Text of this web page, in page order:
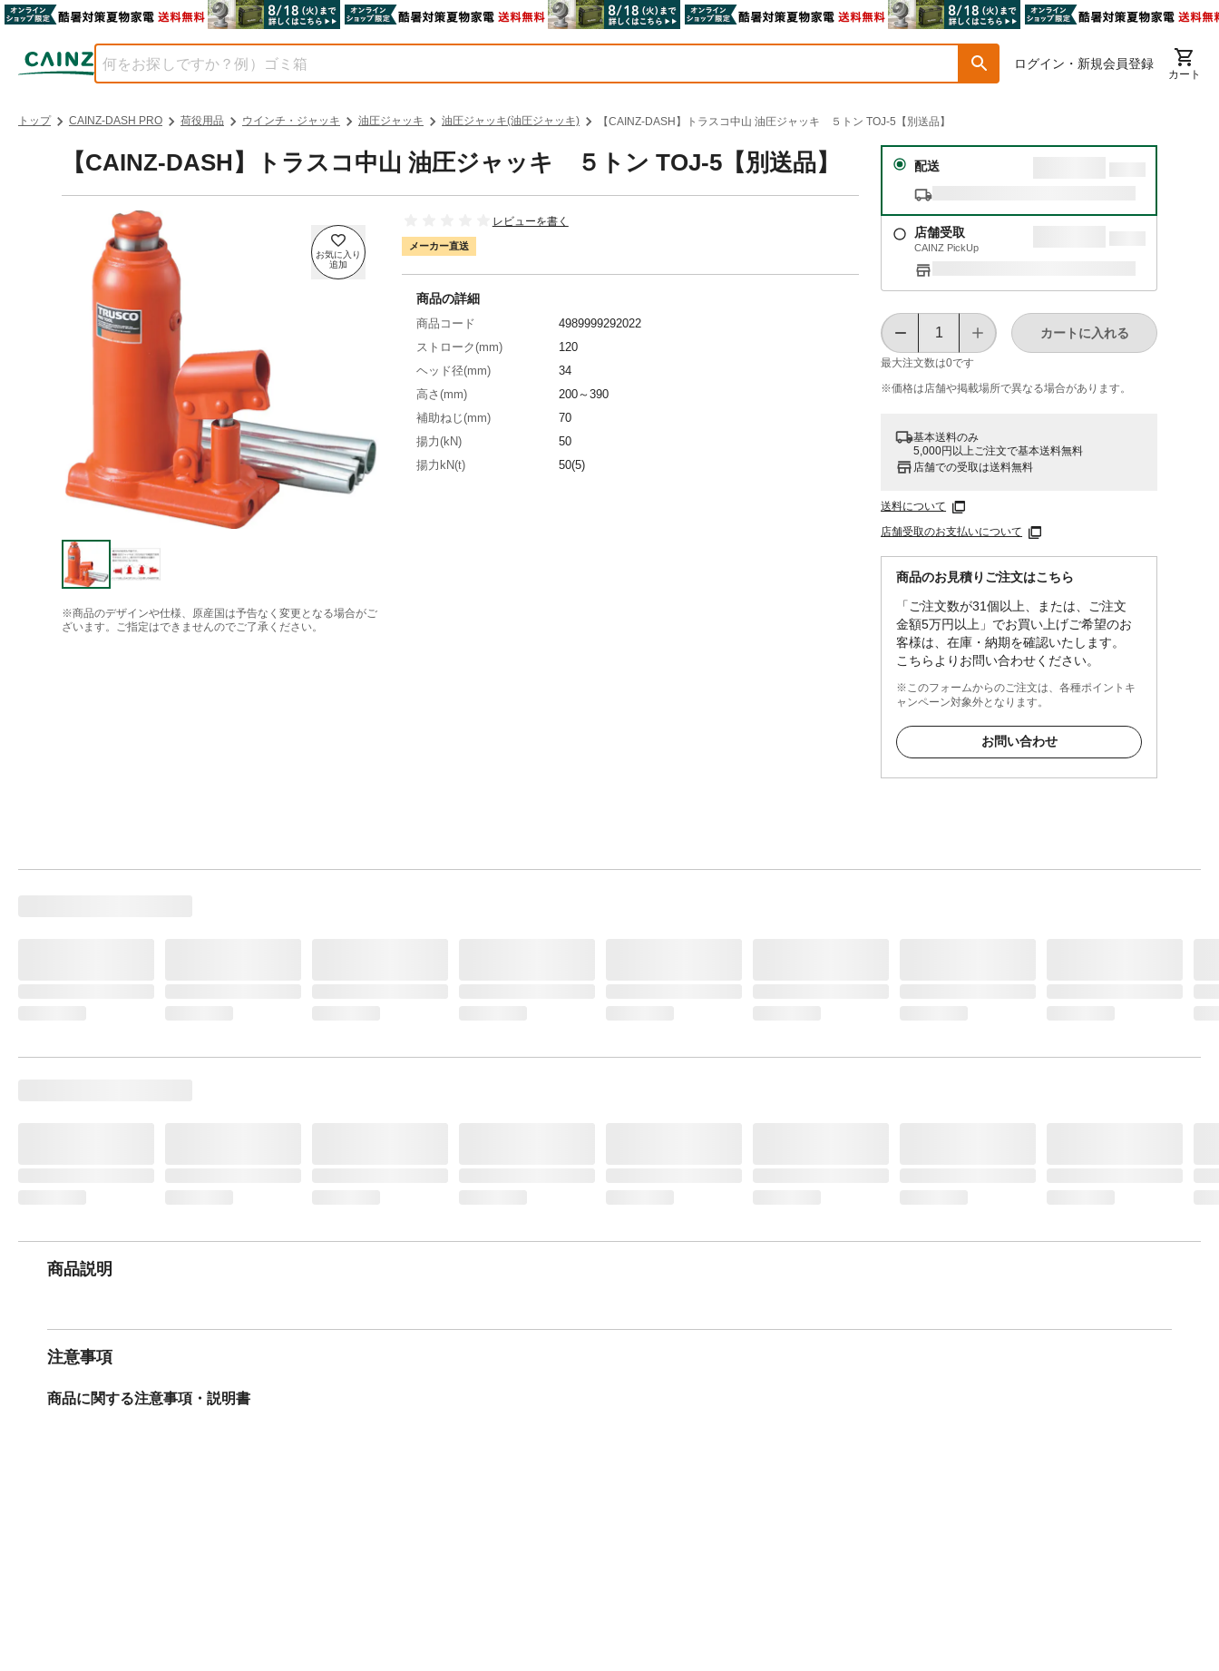
ログイン・新規会員登録
カート
トップ CAINZ-DASH PRO 荷役用品 ウインチ・ジャッキ 油圧ジャッキ 油圧ジャッキ(油圧ジャッキ) 【CAINZ-DASH】トラスコ中山 油圧ジャッキ ５トン TOJ-5【別送品】
【CAINZ-DASH】トラスコ中山 油圧ジャッキ ５トン TOJ-5【別送品】
※商品のデザインや仕様、原産国は予告なく変更となる場合がご
ざいます。ご指定はできませんのでご了承ください。
レビューを書く
メーカー直送
配送
店舗受取
CAINZ PickUp
最大注文数は0です
カートに入れる
※価格は​店舗や​掲載場所で​異なる​場合が​あります。
基本送料のみ
5,000円以上ご注文で基本送料無料
店舗での受取は送料無料
送料について
店舗受取のお支払いについて
商品のお見積りご注文はこちら
「ご注文数が31個以上、または、ご注文
金額5万円以上」でお買い上げご希望のお
客様は、在庫・納期を確認いたします。
こちらよりお問い合わせください。
※このフォームからのご注文は、各種ポイントキ
ャンペーン対象外となります。
お問い合わせ
商品の詳細
商品コード
4989999292022
ストローク(mm)
120
ヘッド径(mm)
34
高さ(mm)
200～390
補助ねじ(mm)
70
揚力(kN)
50
揚力kN(t)
50(5)
商品説明
注意事項
商品に関する注意事項・説明書